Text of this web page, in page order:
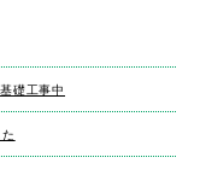
礎工事中